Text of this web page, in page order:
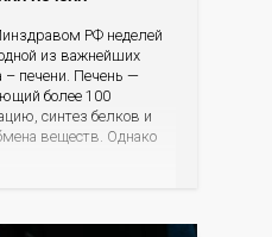
РФ неделей
из важнейших
– печени. Печень —
более 100
синтез белков и
веществ. Однако